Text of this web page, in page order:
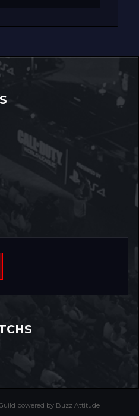
powered by Buzz Attitude